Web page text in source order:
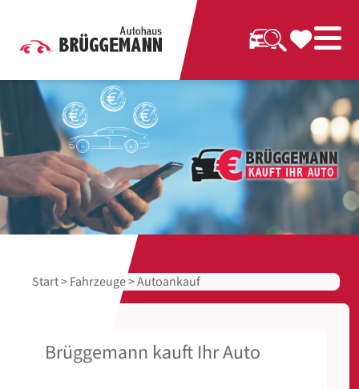
Start>Fahrzeuge> Autoankauf
Brüggemann kauft Ihr Auto